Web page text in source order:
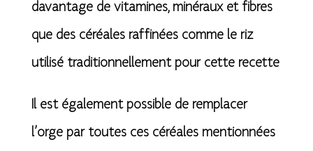
davantage de vitamines, minéraux et fibres
que des céréales raffinées comme le riz
utilisé traditionnellement pour cette recette
Il est également possible de remplacer
l’orge par toutes ces céréales mentionnées